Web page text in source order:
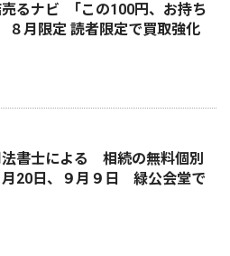
売るナビ ｢この100円、お持ち
月限定 読者限定で買取強化
書士による 相続の無料個別
20日、９月９日 緑公会堂で